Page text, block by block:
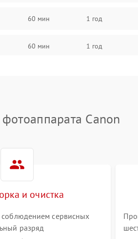
60 мин 1 год
60 мин 1 год
Canon
и очистка
соблюдением сервисных
разряд